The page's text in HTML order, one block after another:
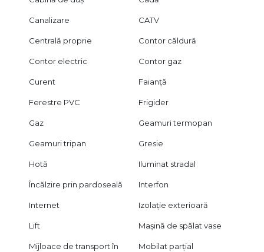
Canalizare CATV
Centrală proprie Contor căldură
Contor electric Contor gaz
Curent Faianță
Ferestre PVC Frigider
Gaz Geamuri termopan
Geamuri tripan Gresie
Hotă Iluminat stradal
Încălzire prin pardoseală Interfon
Internet Izolație exterioară
Lift Mașină de spălat vase
Mijloace de transport în
Mobilat parțial